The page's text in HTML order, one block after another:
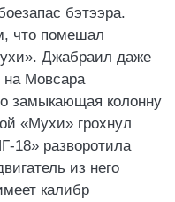
бэтээра.
что помешал
Джабраил даже
на Мовсара
замыкающая колонну
«Мухи» грохнул
18» разворотила
из него
калибр